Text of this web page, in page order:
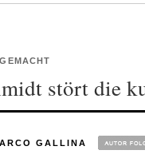
stört die
GALLINA